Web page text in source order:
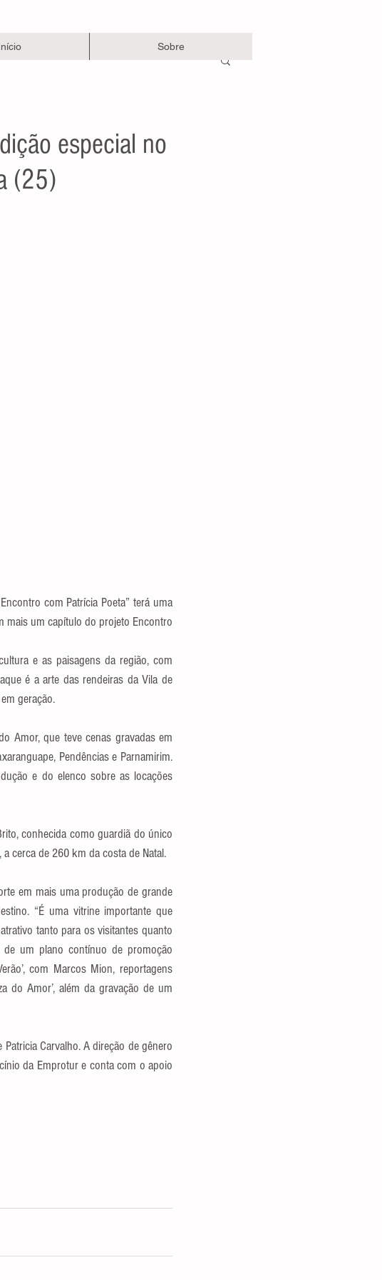
Sobre
especial no
(25)
com Patrícia Poeta” terá uma
mais um capítulo do projeto Encontro
e as paisagens da região, com
é a arte das rendeiras da Vila de
geração.
Amor, que teve cenas gravadas em
Pendências e Parnamirim.
e do elenco sobre as locações
conhecida como guardiã do único
cerca de 260 km da costa de Natal.
em mais uma produção de grande
“É uma vitrine importante que
tanto para os visitantes quanto
de um plano contínuo de promoção
com Marcos Mion, reportagens
do Amor’, além da gravação de um
Carvalho. A direção de gênero
da Emprotur e conta com o apoio